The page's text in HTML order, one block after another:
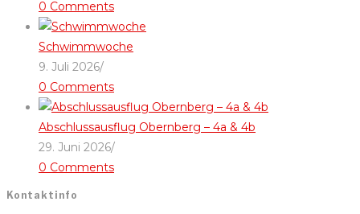
0 Comments
Schwimmwoche
9. Juli 2026/
0 Comments
Abschlussausflug Obernberg – 4a & 4b
29. Juni 2026/
0 Comments
Kontaktinfo